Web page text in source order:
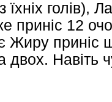
їхніх голів),
12
Жиру приніс
двох. Навіть